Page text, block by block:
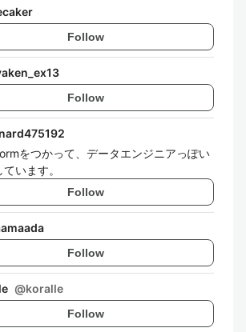
Follow
Follow
をつかって、データエンジニアっぽい
います。
Follow
Follow
@koralle
Follow